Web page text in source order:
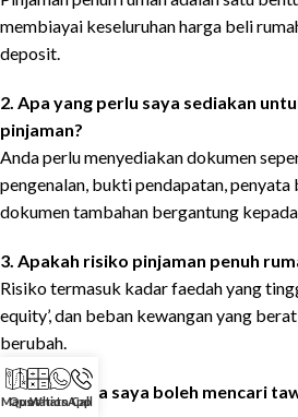
membiayai keseluruhan harga beli
deposit.
2. Apa yang perlu saya sediakan
pinjaman?
Anda perlu menyediakan dokumen
pengenalan, bukti pendapatan, penyata
dokumen tambahan bergantung kepada
3. Apakah risiko pinjaman penuh
Risiko termasuk kadar faedah yang
equity’, dan beban kewangan yang
berubah.
4. Bagaimana saya boleh mencari
Maps
Quotation
WhatsApp
Call